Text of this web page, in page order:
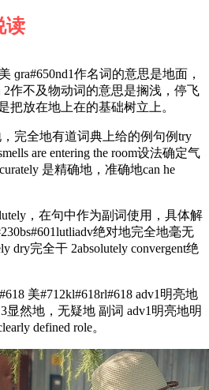
读
ɡra#650nd1作名词的意思是地面，
作不及物动词的意思是搁浅，停飞
把放在地上在的基础树立上。
完全地有道词典上给的例句例try
are entering the room设法确定气
是精确地，准确地can he
，在句中作为副词使用，具体解
绝对地完全地毫无
dry完全干 2absolutely convergent绝
美#712kl#618rl#618 adv1明亮地
显然地，无疑地 副词 adv1明亮地明
defined role。